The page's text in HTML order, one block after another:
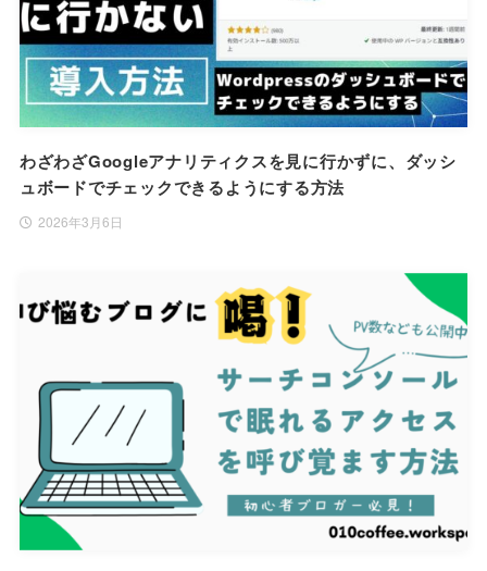
わざわざGoogleアナリティクスを見に行かずに、ダッシ
ュボードでチェックできるようにする方法
2026年3月6日